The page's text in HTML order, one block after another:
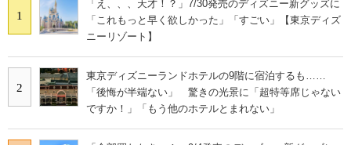
1
「え、、、天才！？」7/30発売のディズニー新グッズに
「これもっと早く欲しかった」「すごい」【東京ディズ
ニーリゾート】
2
東京ディズニーランドホテルの9階に宿泊するも……
「後悔が半端ない」 驚きの光景に「超特等席じゃない
ですか！」「もう他のホテルとまれない」